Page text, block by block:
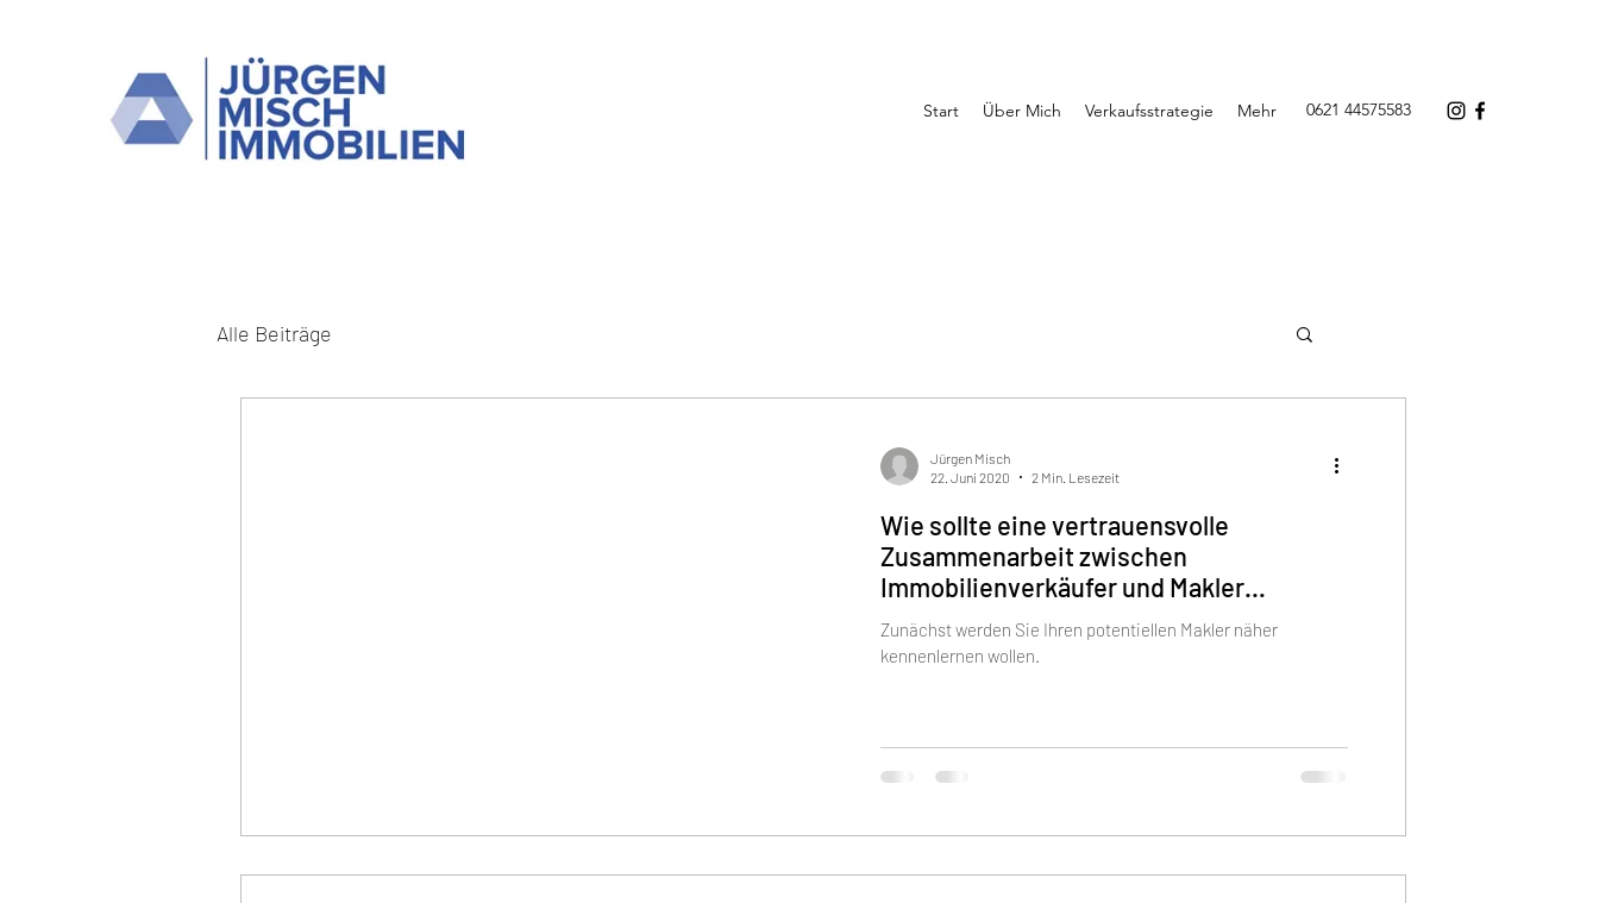
Start Über Mich Verkaufsstrategie Mehr 0621 44575583
Alle Beiträge
Jürgen Misch
22. Juni 2020
2 Min. Lesezeit
Wie sollte eine vertrauensvolle
Zusammenarbeit zwischen
Immobilienverkäufer und Makler
aussehen
Zunächst werden Sie Ihren potentiellen Makler näher
kennenlernen wollen.